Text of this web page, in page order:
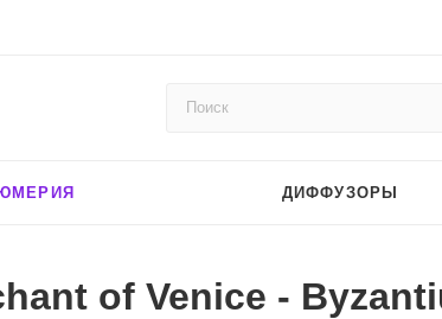
ДИФФУЗОРЫ
of Venice -